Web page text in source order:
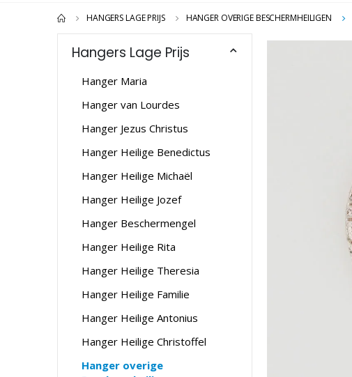
HANGERS LAGE PRIJS HANGER OVERIGE BESCHERMHEILIGEN
Hangers Lage Prijs
Hanger Maria
Hanger van Lourdes
Hanger Jezus Christus
Hanger Heilige Benedictus
Hanger Heilige Michaël
Hanger Heilige Jozef
Hanger Beschermengel
Hanger Heilige Rita
Hanger Heilige Theresia
Hanger Heilige Familie
Hanger Heilige Antonius
Hanger Heilige Christoffel
Hanger overige